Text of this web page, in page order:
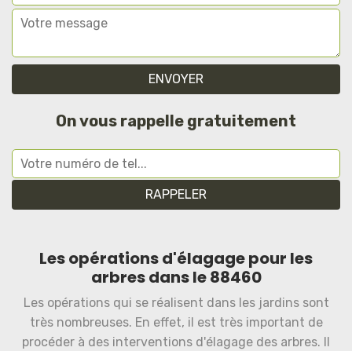
On vous rappelle gratuitement
Les opérations d'élagage pour les
arbres dans le 88460
Les opérations qui se réalisent dans les jardins sont
très nombreuses. En effet, il est très important de
procéder à des interventions d'élagage des arbres. Il